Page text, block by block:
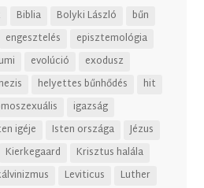
Biblia Bolyki László
bűn
engesztelés
episztemológia
evolúció
exodusz
helyettes bűnhődés
hit
igazság
igéje Isten országa
Jézus
Kierkegaard
Krisztus halála
Leviticus
Luther